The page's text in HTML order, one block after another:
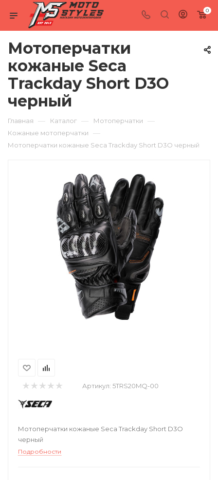
0
Мотоперчатки
кожаные Seca
Trackday Short D3O
черный
Главная — Каталог — Мотоперчатки —
Кожаные мотоперчатки —
Мотоперчатки кожаные Seca Trackday Short D3O черный
Артикул: 5TRS20MQ-00
Мотоперчатки кожаные Seca Trackday Short D3O
черный
Подробности